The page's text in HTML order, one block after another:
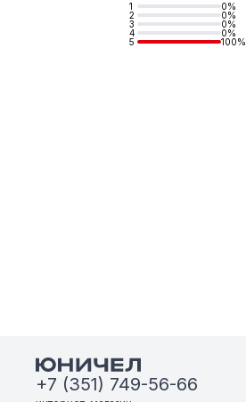
1
0%
2
0%
3
0%
4
0%
5
100%
+7 (351) 749-56-66